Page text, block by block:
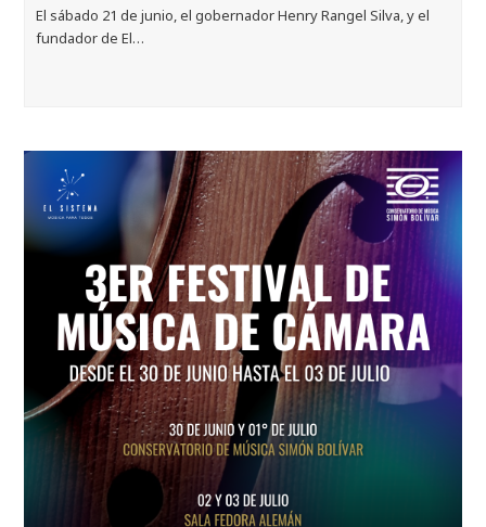
El sábado 21 de junio, el gobernador Henry Rangel Silva, y el
fundador de El…